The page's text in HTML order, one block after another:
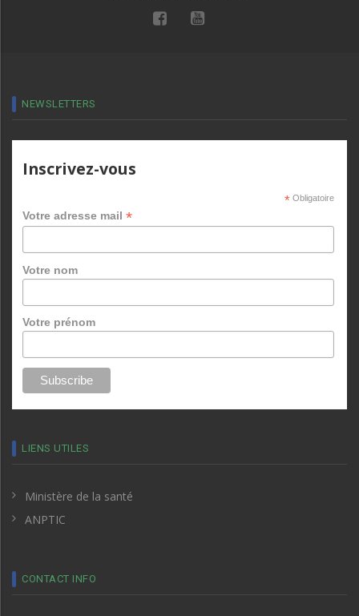
NEWSLETTERS
Inscrivez-vous
*Obligatoire
Votre adresse mail *
Votre nom
Votre prénom
LIENS UTILES
Ministère de la santé
ANPTIC
CONTACT INFO